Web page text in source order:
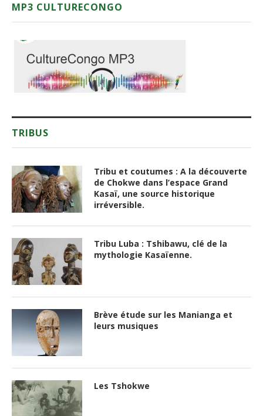
MP3 CULTURECONGO
TRIBUS
Tribu et coutumes : A la découverte
de Chokwe dans l’espace Grand
Kasaï, une source historique
irréversible.
Tribu Luba : Tshibawu, clé de la
mythologie Kasaïenne.
Brève étude sur les Manianga et
leurs musiques
Les Tshokwe